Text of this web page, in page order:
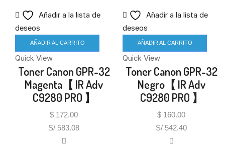
Añadir a la lista de
deseos
AÑADIR AL CARRITO
Quick View
Toner Canon GPR-32
Magenta【 IR Adv
C9280 PRO 】
$ 172.00
S/ 583.08
Añadir a la lista de
deseos
AÑADIR AL CARRITO
Quick View
Toner Canon GPR-32
Negro【 IR Adv
C9280 PRO 】
$ 160.00
S/ 542.40